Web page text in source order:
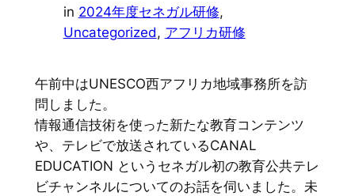
in 2024年度セネガル研修
Uncategorized, アフリカ研修
午前中はUNESCO西アフリカ地域事務所を訪
問しました。
情報通信技術を使った新たな教育コンテンツ
や、テレビで放送されているCANAL
EDUCATION というセネガル初の教育公共テレ
ビチャンネルについてのお話を伺いました。未